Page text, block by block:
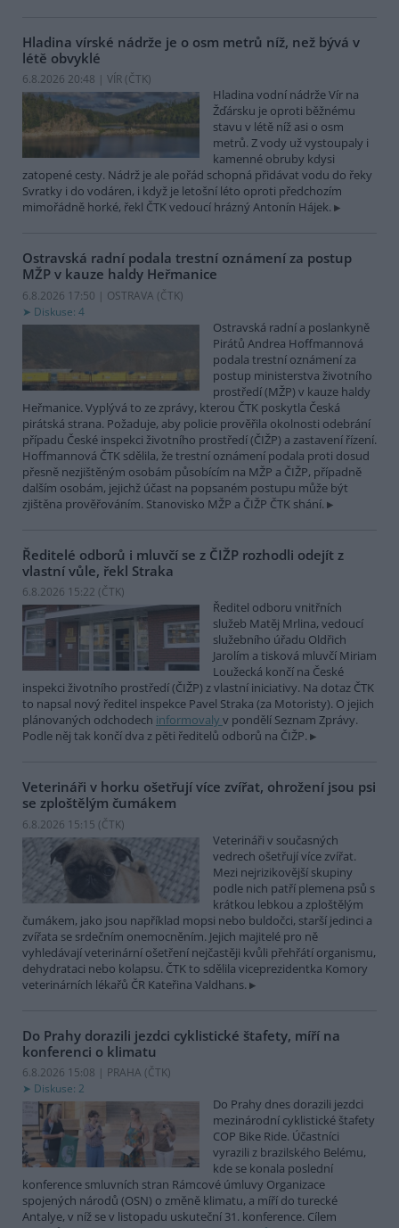
Hladina vírské nádrže je o osm metrů níž, než bývá v
létě obvyklé
6.8.2026 20:48 | VÍR (ČTK)
Hladina vodní nádrže Vír na
Žďársku je oproti běžnému
stavu v létě níž asi o osm
metrů. Z vody už vystoupaly i
kamenné obruby kdysi
zatopené cesty. Nádrž je ale pořád schopná přidávat vodu do řeky
Svratky i do vodáren, i když je letošní léto oproti předchozím
mimořádně horké, řekl ČTK vedoucí hrázný Antonín Hájek.
Ostravská radní podala trestní oznámení za postup
MŽP v kauze haldy Heřmanice
6.8.2026 17:50 | OSTRAVA (ČTK)
Diskuse: 4
Ostravská radní a poslankyně
Pirátů Andrea Hoffmannová
podala trestní oznámení za
postup ministerstva životního
prostředí (MŽP) v kauze haldy
Heřmanice. Vyplývá to ze zprávy, kterou ČTK poskytla Česká
pirátská strana. Požaduje, aby policie prověřila okolnosti odebrání
případu České inspekci životního prostředí (ČIŽP) a zastavení řízení.
Hoffmannová ČTK sdělila, že trestní oznámení podala proti dosud
přesně nezjištěným osobám působícím na MŽP a ČIŽP, případně
dalším osobám, jejichž účast na popsaném postupu může být
zjištěna prověřováním. Stanovisko MŽP a ČIŽP ČTK shání.
Ředitelé odborů i mluvčí se z ČIŽP rozhodli odejít z
vlastní vůle, řekl Straka
6.8.2026 15:22 (ČTK)
Ředitel odboru vnitřních
služeb Matěj Mrlina, vedoucí
služebního úřadu Oldřich
Jarolím a tisková mluvčí Miriam
Loužecká končí na České
inspekci životního prostředí (ČIŽP) z vlastní iniciativy. Na dotaz ČTK
to napsal nový ředitel inspekce Pavel Straka (za Motoristy). O jejich
plánovaných odchodech informovaly v pondělí Seznam Zprávy.
Podle něj tak končí dva z pěti ředitelů odborů na ČIŽP.
Veterináři v horku ošetřují více zvířat, ohrožení jsou psi
se zploštělým čumákem
6.8.2026 15:15 (ČTK)
Veterináři v současných
vedrech ošetřují více zvířat.
Mezi nejrizikovější skupiny
podle nich patří plemena psů s
krátkou lebkou a zploštělým
čumákem, jako jsou například mopsi nebo buldočci, starší jedinci a
zvířata se srdečním onemocněním. Jejich majitelé pro ně
vyhledávají veterinární ošetření nejčastěji kvůli přehřátí organismu,
dehydrataci nebo kolapsu. ČTK to sdělila viceprezidentka Komory
veterinárních lékařů ČR Kateřina Valdhans.
Do Prahy dorazili jezdci cyklistické štafety, míří na
konferenci o klimatu
6.8.2026 15:08 | PRAHA (ČTK)
Diskuse: 2
Do Prahy dnes dorazili jezdci
mezinárodní cyklistické štafety
COP Bike Ride. Účastníci
vyrazili z brazilského Belému,
kde se konala poslední
konference smluvních stran Rámcové úmluvy Organizace
spojených národů (OSN) o změně klimatu, a míří do turecké
Antalye, v níž se v listopadu uskuteční 31. konference. Cílem